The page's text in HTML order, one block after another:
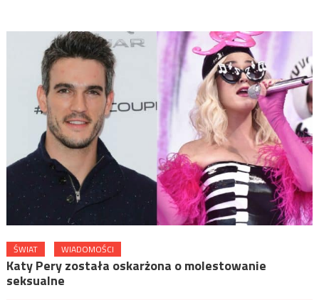
ŚWIAT WIADOMOŚCI
Katy Pery została oskarżona o molestowanie
seksualne